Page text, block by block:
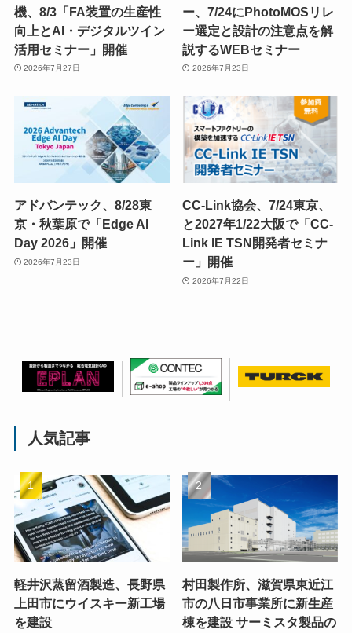
機、8/3「FA装置の生産性
向上とAI・デジタルツイン
活用セミナー」開催
2026年7月27日
ー、7/24にPhotoMOSリレ
ー選定と設計の注意点を解
説するWEBセミナー
2026年7月23日
アドバンテック、8/28東
京・秋葉原で「Edge AI
Day 2026」開催
2026年7月23日
CC-Link協会、7/24東京、
と2027年1/22大阪で「CC-
Link IE TSN開発者セミナ
ー」開催
2026年7月22日
人気記事
軽井沢蒸留酒製造、長野県
上田市にウイスキー新工場
を建設
村田製作所、滋賀県東近江
市の八日市事業所に新生産
棟を建設 サーミスタ製品の